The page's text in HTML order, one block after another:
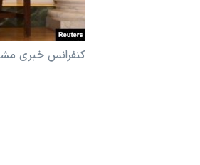
همایش محافظه‌کاران آمریکا «سی‌پک»
کنفرانس خبری